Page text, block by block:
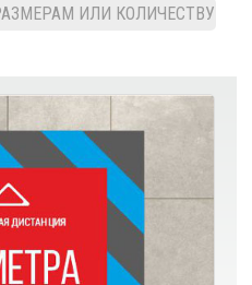
ИЛИ КОЛИЧЕСТВУ